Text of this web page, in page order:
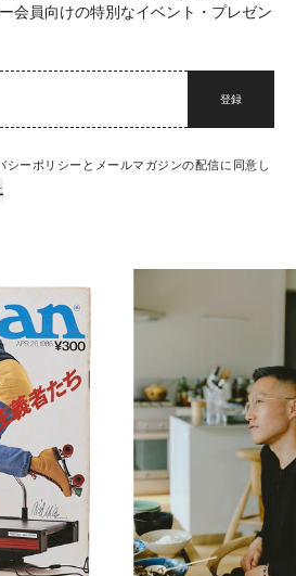
会員向けの特別なイベント・プレゼン
登録
シーポリシーとメールマガジンの配信に同意し